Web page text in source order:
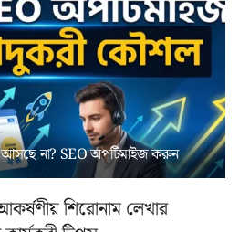
আসছে না? ‍SEO অপটিমাইজ করুন
শিরোনাম লেখার